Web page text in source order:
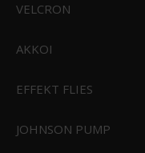
549,00 DKK
VELCRON
AKKOI
EFFEKT FLIES
JOHNSON PUMP